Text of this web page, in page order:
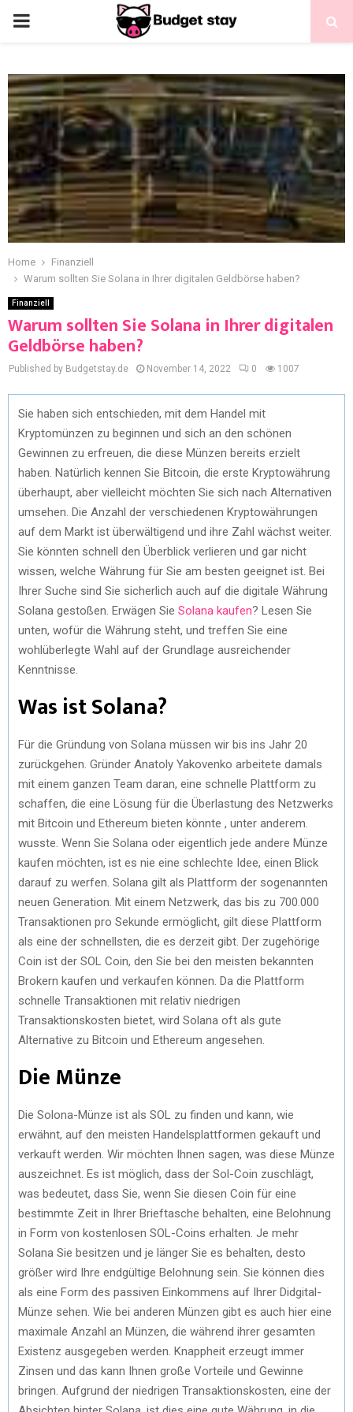
Home
Finanziell
Warum sollten Sie Solana in Ihrer digitalen Geldbörse haben?
Finanziell
Warum sollten Sie Solana in Ihrer digitalen
Geldbörse haben?
Published by Budgetstay.de November 14, 2022 0 1007
Sie haben sich entschieden, mit dem Handel mit
Kryptomünzen zu beginnen und sich an den schönen
Gewinnen zu erfreuen, die diese Münzen bereits erzielt
haben. Natürlich kennen Sie Bitcoin, die erste Kryptowährung
überhaupt, aber vielleicht möchten Sie sich nach Alternativen
umsehen. Die Anzahl der verschiedenen Kryptowährungen
auf dem Markt ist überwältigend und ihre Zahl wächst weiter.
Sie könnten schnell den Überblick verlieren und gar nicht
wissen, welche Währung für Sie am besten geeignet ist. Bei
Ihrer Suche sind Sie sicherlich auch auf die digitale Währung
Solana gestoßen. Erwägen Sie Solana kaufen? Lesen Sie
unten, wofür die Währung steht, und treffen Sie eine
wohlüberlegte Wahl auf der Grundlage ausreichender
Kenntnisse.
Was ist Solana?
Für die Gründung von Solana müssen wir bis ins Jahr 20
zurückgehen. Gründer Anatoly Yakovenko arbeitete damals
mit einem ganzen Team daran, eine schnelle Plattform zu
schaffen, die eine Lösung für die Überlastung des Netzwerks
mit Bitcoin und Ethereum bieten könnte , unter anderem.
wusste. Wenn Sie Solana oder eigentlich jede andere Münze
kaufen möchten, ist es nie eine schlechte Idee, einen Blick
darauf zu werfen. Solana gilt als Plattform der sogenannten
neuen Generation. Mit einem Netzwerk, das bis zu 700.000
Transaktionen pro Sekunde ermöglicht, gilt diese Plattform
als eine der schnellsten, die es derzeit gibt. Der zugehörige
Coin ist der SOL Coin, den Sie bei den meisten bekannten
Brokern kaufen und verkaufen können. Da die Plattform
schnelle Transaktionen mit relativ niedrigen
Transaktionskosten bietet, wird Solana oft als gute
Alternative zu Bitcoin und Ethereum angesehen.
Die Münze
Die Solona-Münze ist als SOL zu finden und kann, wie
erwähnt, auf den meisten Handelsplattformen gekauft und
verkauft werden. Wir möchten Ihnen sagen, was diese Münze
auszeichnet. Es ist möglich, dass der Sol-Coin zuschlägt,
was bedeutet, dass Sie, wenn Sie diesen Coin für eine
bestimmte Zeit in Ihrer Brieftasche behalten, eine Belohnung
in Form von kostenlosen SOL-Coins erhalten. Je mehr
Solana Sie besitzen und je länger Sie es behalten, desto
größer wird Ihre endgültige Belohnung sein. Sie können dies
als eine Form des passiven Einkommens auf Ihrer Didgital-
Münze sehen. Wie bei anderen Münzen gibt es auch hier eine
maximale Anzahl an Münzen, die während ihrer gesamten
Existenz ausgegeben werden. Knappheit erzeugt immer
Zinsen und das kann Ihnen große Vorteile und Gewinne
bringen. Aufgrund der niedrigen Transaktionskosten, eine der